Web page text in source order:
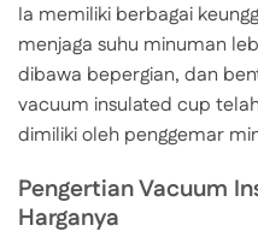
Ia memiliki berbagai
menjaga suhu minuman
dibawa bepergian, dan
vacuum insulated cup
dimiliki oleh penggemar
Pengertian Vacuum
Harganya